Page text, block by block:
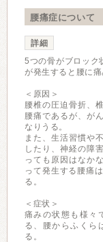
腰痛症について
詳細
5つの骨がブロック
が発生すると腰に痛
＜原因＞
腰椎の圧迫骨折、
腰痛であるが、が
なりうる。
また、生活習慣や
したり、神経の障
っても原因はなか
って発生する腰痛
る。
＜症状＞
痛みの状態も様々
る、腰からふくら
る。